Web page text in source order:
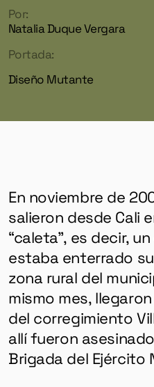
Por:
Natalia Duque Vergara
Portada:
Diseño Mutante
En noviembre de
salieron desde Cali
“caleta”, es decir,
estaba enterrado
zona rural del
mismo mes,
del corregimiento
allí fueron
Brigada del Ejército